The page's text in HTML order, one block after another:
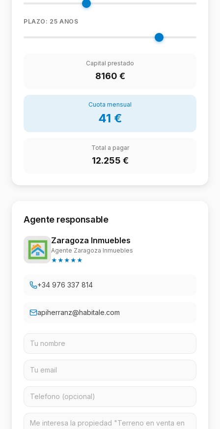
PLAZO: 25 ANOS
Capital prestado
8160 €
Cuota mensual
41 €
Total a pagar
12.255 €
Agente responsable
Zaragoza Inmuebles
Agente Zaragoza Inmuebles
★ ★ ★ ★ ★
+34 976 337 814
apiherranz@habitale.com